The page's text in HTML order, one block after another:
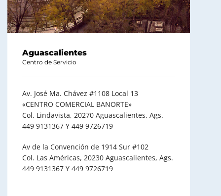
Aguascalientes
Centro de Servicio
Av. José Ma. Chávez #1108 Local 13
«CENTRO COMERCIAL BANORTE»
Col. Lindavista, 20270 Aguascalientes, Ags.
449 9131367 Y 449 9726719
Av de la Convención de 1914 Sur #102
Col. Las Américas, 20230 Aguascalientes, Ags.
449 9131367 Y 449 9726719